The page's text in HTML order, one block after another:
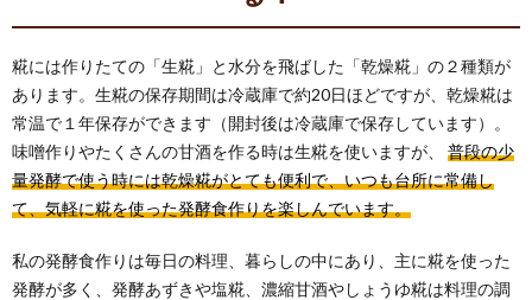
糀には作りたての「生糀」と水分を飛ばした「乾燥糀」の２種類が
あります。生糀の保存期間は冷蔵庫で約20日ほどですが、乾燥糀は
常温で１年保存ができます（開封後は冷蔵庫で保存しています）。
味噌作りやたくさんの甘酒を作る時は生糀を使いますが、 普段の少
量発酵で使う時には乾燥糀がとても便利で、いつも台所に常備し
て、気軽に糀を使った発酵食作りを楽しんでいます。
私の発酵食作りは毎日の料理、暮らしの中にあり、主に糀を使った
発酵が多く、発酵あずきや塩糀、濃縮甘酒やしょうゆ糀は料理の調